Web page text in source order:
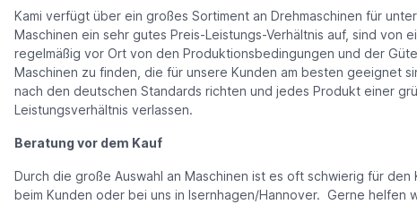
Kami verfügt über ein großes Sortiment an Drehmaschinen für
Maschinen ein sehr gutes Preis-Leistungs-Verhältnis auf, sind von
regelmäßig vor Ort von den Produktionsbedingungen und der
Maschinen zu finden, die für unsere Kunden am besten geeignet
nach den deutschen Standards richten und jedes Produkt einer
Leistungsverhältnis verlassen.
Beratung vor dem Kauf
Durch die große Auswahl an Maschinen ist es oft schwierig für
beim Kunden oder bei uns in Isernhagen/Hannover. Gerne helfen